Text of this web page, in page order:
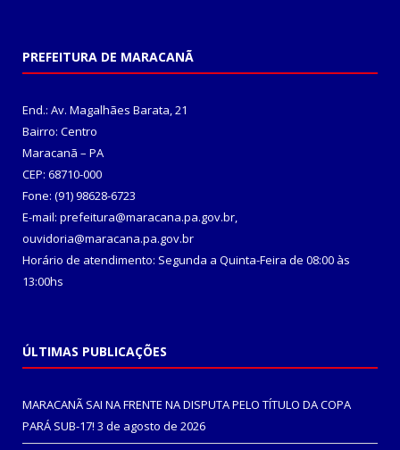
PREFEITURA DE MARACANÃ
End.: Av. Magalhães Barata, 21
Bairro: Centro
Maracanã – PA
CEP: 68710-000
Fone: (91) 98628-6723
E-mail: prefeitura@maracana.pa.gov.br,
ouvidoria@maracana.pa.gov.br
Horário de atendimento: Segunda a Quinta-Feira de 08:00 às
13:00hs
ÚLTIMAS PUBLICAÇÕES
MARACANÃ SAI NA FRENTE NA DISPUTA PELO TÍTULO DA COPA
PARÁ SUB-17! 3 de agosto de 2026